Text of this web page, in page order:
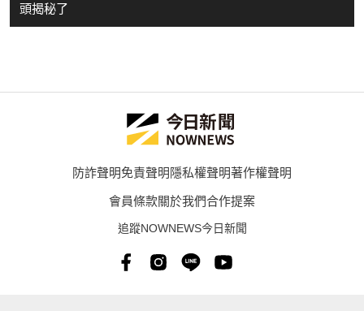
頭揭秘了
防詐聲明免責聲明隱私權聲明著作權聲明
會員條款關於我們合作提案
追蹤NOWNEWS今日新聞